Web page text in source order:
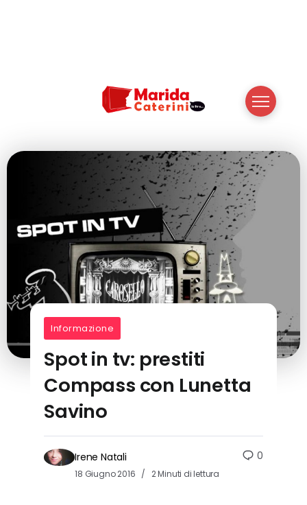
Informazione
Spot in tv: prestiti
Compass con Lunetta
Savino
Irene Natali
18 Giugno 2016 2 Minuti di lettura
0